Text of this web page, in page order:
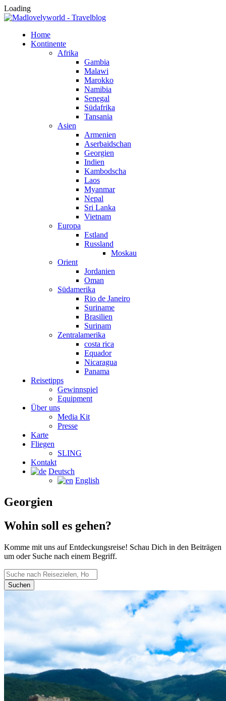
Loading
Home
Kontinente
Afrika
Gambia
Malawi
Marokko
Namibia
Senegal
Südafrika
Tansania
Asien
Armenien
Aserbaidschan
Georgien
Indien
Kambodscha
Laos
Myanmar
Nepal
Sri Lanka
Vietnam
Europa
Estland
Russland
Moskau
Orient
Jordanien
Oman
Südamerika
Rio de Janeiro
Suriname
Brasilien
Surinam
Zentralamerika
costa rica
Equador
Nicaragua
Panama
Reisetipps
Gewinnspiel
Equipment
Über uns
Media Kit
Presse
Karte
Fliegen
SLING
Kontakt
Deutsch
English
Georgien
Wohin soll es gehen?
Komme mit uns auf Entdeckungsreise! Schau Dich in den Beiträgen
um oder Suche nach einem Begriff.